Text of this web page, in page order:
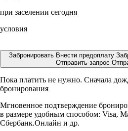
при заселении сегодня
условия
Забронировать Внести предоплату
Отправить запрос
Пока платить не нужно. Сначала
бронирования
Мгновенное подтверждение
в размере удобным способом: Visa,
Сбербанк.Онлайн и др.